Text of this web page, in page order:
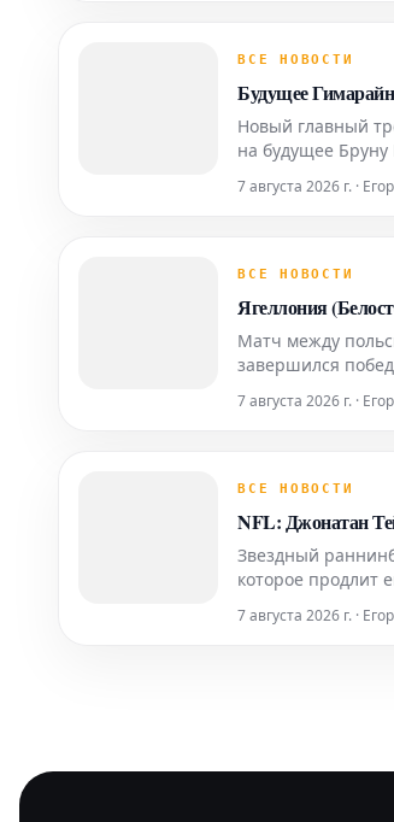
ВСЕ НОВОСТИ
Будущее
Новый главный
на будущее
тре
7 августа 2026 г. ·
ВСЕ НОВОСТИ
Ягеллония
Матч между
завершился
переломить ход вс
7 августа 2026 г. ·
ВСЕ НОВОСТИ
NFL: Джонатан
Звездный
которое продлит
7 августа 2026 г. ·